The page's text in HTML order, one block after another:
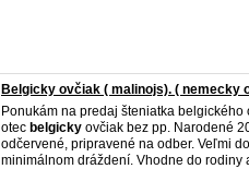
Belgicky ovčiak ( malinojs). ( nemecky
Ponukám na predaj šteniatka belgického
otec belgicky ovčiak bez pp. Narodené
odčervené, pripravené na odber. Veľmi
minimálnom dráždení. Vhodne do rodiny